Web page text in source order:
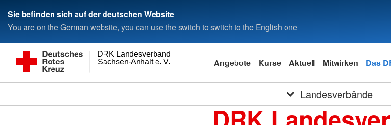
Sie befinden sich auf der deutschen Website
You are on the German website, you can use the switch to switch to the English one
Sachsen-Anhalt e. V.
DRK Landesverband
Angebote Kurse Aktuell Mitwirken Das
Landesverbände